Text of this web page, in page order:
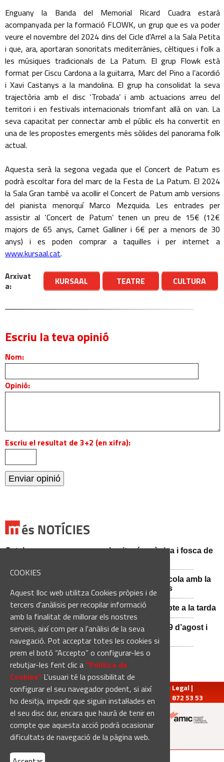
COOKIES
Aquest lloc web utilitza Cookies pròpies i de
tercers d'anàlisis per recopilar informació
amb la finalitat de millorar els nostres
serveis, així com per a l'anàlisi de la seva
navegació. Pot acceptar totes les cookies si
prem el botó “Accepto” o configurar-les o
rebutjar-les fent clic a“Política de
Cookies“ L'usuari té la possibilitat de
configurar el seu navegador podent, si així
ho desitja, impedir que siguin instal·lades en
el seu disc dur, encara que haurà de tenir en
compte que aquesta acció podrà ocasionar
dificultats de navegació de la pàgina web.
Enguany la Banda del Memorial Ricard Cuadra estarà
acompanyada per la formació FLOWK, un grup que es va poder
veure el novembre del 2024 dins del Cicle d'Arrel a la Sala Petita
i que, ara, aportaran sonoritats mediterrànies, cèltiques i folk a
les músiques tradicionals de La Patum. El grup Flowk està
format per Ciscu Cardona a la guitarra, Marc del Pino a l’acordió
i Xavi Castanys a la mandolina. El grup ha consolidat la seva
trajectòria amb el disc ‘Trobada’ i amb actuacions arreu del
territori i en festivals internacionals triomfant allà on van. La
seva capacitat per connectar amb el públic els ha convertit en
una de les propostes emergents més sòlides del panorama folk
actual.
Aquesta serà la segona vegada que el Concert de Patum es
podrà escoltar fora del marc de la Festa de La Patum. El 2024
la Sala Gran també va acollir el Concert de Patum amb versions
del pianista menorquí Marco Mezquida. Les entrades per
assistir al ‘Concert de Patum’ tenen un preu de 15€ (12€
majors de 65 anys, Carnet Galliner i 6€ per a menors de 30
anys) i es poden comprar a taquilles i per internet a
www.kursaal.cat.
Arxivat
a:
KURSAAL TEATRE CULTURA
Escriu la teva opinió
Nom:
Opinió:
Escriu el resultat de 3+2 (en xifra):
Catalunya es prepara per a la nit més màgica i fosca de
Sant Fruitós posa en valor el patrimoni agrícola amb la
restauració i exposició de peces històriques
Es manté la previsió de pluges fortes dissabte a la tarda
El 3x3 de bàsquet de Solsona s’avança al 29 d’agost i
estrena premis en metàl·lic
redaccio@manresadiari.cat|Qui som Avís Legal |
Pompeu Fabra, 7-13, 08240-Manresa | Tel.: 93 872 53 53
Altres mitjans del grup: